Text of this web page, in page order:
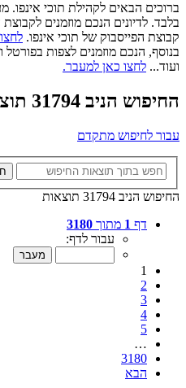
ברוכים הבאים לקהילת תוכי אינפו.
בלבד. לדיונים הנכם מוזמנים לקבוצת
קבוצת הפייסבוק של תוכי אינפו.
בנוסף, הנכם מוזמנים לצפות
ועוד... לחצו כאן למעבר.
החיפוש הניב 31794 תוצאות
עבור לחיפוש מתקדם
החיפוש הניב 31794 תוצאות
דף 1 מתוך 3180
עבור לדף:
1
2
3
4
5
…
3180
הבא